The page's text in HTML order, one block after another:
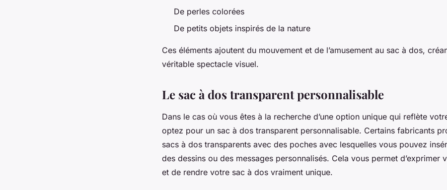
De perles colorées
De petits objets inspirés de la nature
Ces éléments ajoutent du mouvement et de l’amusement au sac à dos,
véritable spectacle visuel.
Le sac à dos transparent personnalisable
Dans le cas où vous êtes à la recherche d’une option unique qui reflète
optez pour un sac à dos transparent personnalisable. Certains fabricants
sacs à dos transparents avec des poches avec lesquelles vous pouvez
des dessins ou des messages personnalisés. Cela vous permet d’exprimer
et de rendre votre sac à dos vraiment unique.